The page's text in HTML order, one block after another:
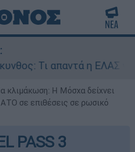
η ΕΛΑΣ για τους 8
κλιμάκωση: Η Μόσχα δείχνει
σε επιθέσεις σε ρωσικό
PASS 3